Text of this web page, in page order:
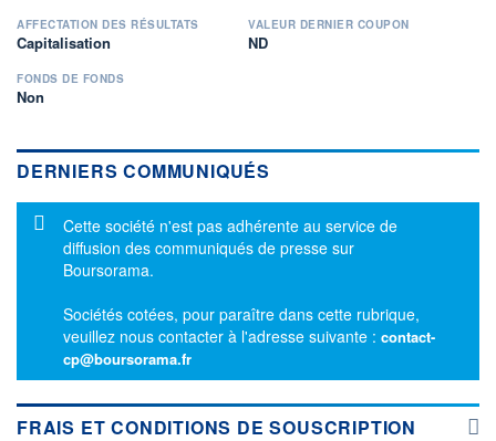
AFFECTATION DES RÉSULTATS
Capitalisation
VALEUR DERNIER COUPON
ND
FONDS DE FONDS
Non
DERNIERS COMMUNIQUÉS
Message d'information
Cette société n'est pas adhérente au service de
diffusion des communiqués de presse sur
Boursorama.
Sociétés cotées, pour paraître dans cette rubrique,
veuillez nous contacter à l'adresse suivante : contact-
cp@boursorama.fr
FRAIS ET CONDITIONS DE SOUSCRIPTION